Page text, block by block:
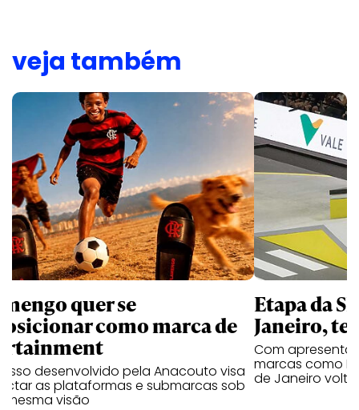
veja também
quer se
como marca de
desenvolvido pela Anacouto visa
as plataformas e submarcas sob
mesma visão
Etapa da
Janeiro,
Com
marcas como
de Janeiro